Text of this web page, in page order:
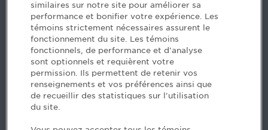
5, Place Ville Marie, bureau 800, Montréal (Québec)
H3B 2G2
www.cpaquebec.ca
Questions? Ask our team >
Want to make the Order a part of your career? See
our job offers >
similaires sur notre site pour améliorer sa
performance et bonifier votre expérience. Les
témoins strictement nécessaires assurent le
fonctionnement du site. Les témoins
fonctionnels, de performance et d'analyse
sont optionnels et requièrent votre
permission. Ils permettent de retenir vos
renseignements et vos préférences ainsi que
de recueillir des statistiques sur l'utilisation
du site.